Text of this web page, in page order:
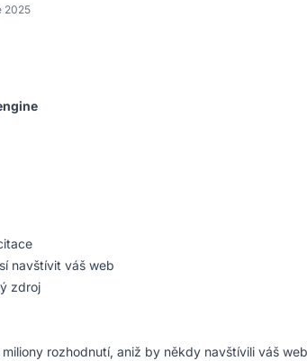
2025
navštívit váš web
zdroj
rozhodnutí, aniž by někdy navštívili váš